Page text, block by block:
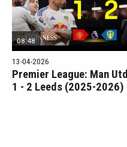
08:48
13-04-2026
Premier League: Man Utd
1 - 2 Leeds (2025-2026)